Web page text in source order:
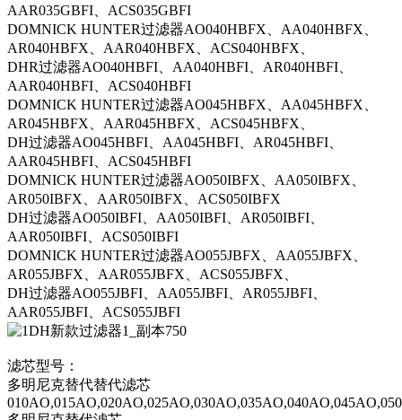
AAR035GBFI、ACS035GBFI
DOMNICK HUNTER过滤器AO040HBFX、AA040HBFX、
AR040HBFX、AAR040HBFX、ACS040HBFX、
DHR过滤器AO040HBFI、AA040HBFI、AR040HBFI、
AAR040HBFI、ACS040HBFI
DOMNICK HUNTER过滤器AO045HBFX、AA045HBFX、
AR045HBFX、AAR045HBFX、ACS045HBFX、
DH过滤器AO045HBFI、AA045HBFI、AR045HBFI、
AAR045HBFI、ACS045HBFI
DOMNICK HUNTER过滤器AO050IBFX、AA050IBFX、
AR050IBFX、AAR050IBFX、ACS050IBFX
DH过滤器AO050IBFI、AA050IBFI、AR050IBFI、
AAR050IBFI、ACS050IBFI
DOMNICK HUNTER过滤器AO055JBFX、AA055JBFX、
AR055JBFX、AAR055JBFX、ACS055JBFX、
DH过滤器AO055JBFI、AA055JBFI、AR055JBFI、
AAR055JBFI、ACS055JBFI
滤芯型号：
多明尼克替代替代滤芯